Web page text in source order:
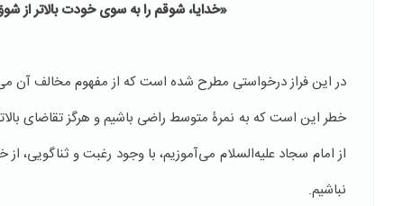
«خدایا، شوقم را به سوی خودت بالاتر از
در این فراز درخواستی مطرح شده است که از مفهوم مخالف آن
خطر این است که به نمرۀ متوسط راضی باشیم و هرگز تقاضای
از امام سجاد علیه‌السلام می‌آموزیم، با وجود رغبت و ثناگویی،
نباشیم.